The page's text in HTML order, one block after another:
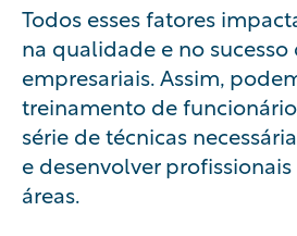
Todos esses fatores
na qualidade e no
empresariais. Assim,
treinamento de
série de técnicas
e desenvolver
áreas.